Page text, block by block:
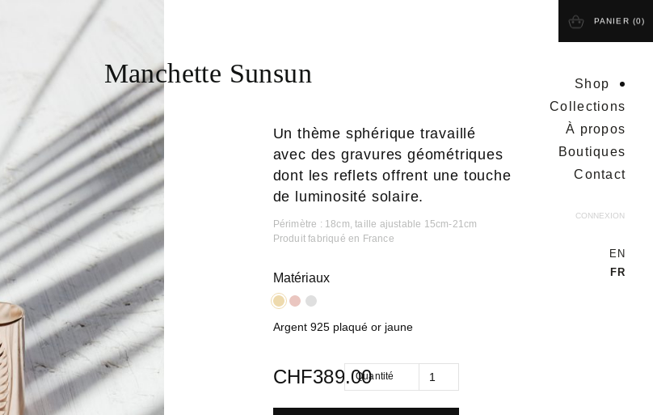
PANIER (0)
Shop
Collections
À propos
Boutiques
Contact
CONNEXION
EN
FR
Manchette Sunsun
Un thème sphérique travaillé
avec des gravures géométriques
dont les reflets offrent une touche
de luminosité solaire.
Périmètre : 18cm, taille ajustable 15cm-21cm
Produit fabriqué en France
Matériaux
Argent 925 plaqué or jaune
CHF389.00Quantité